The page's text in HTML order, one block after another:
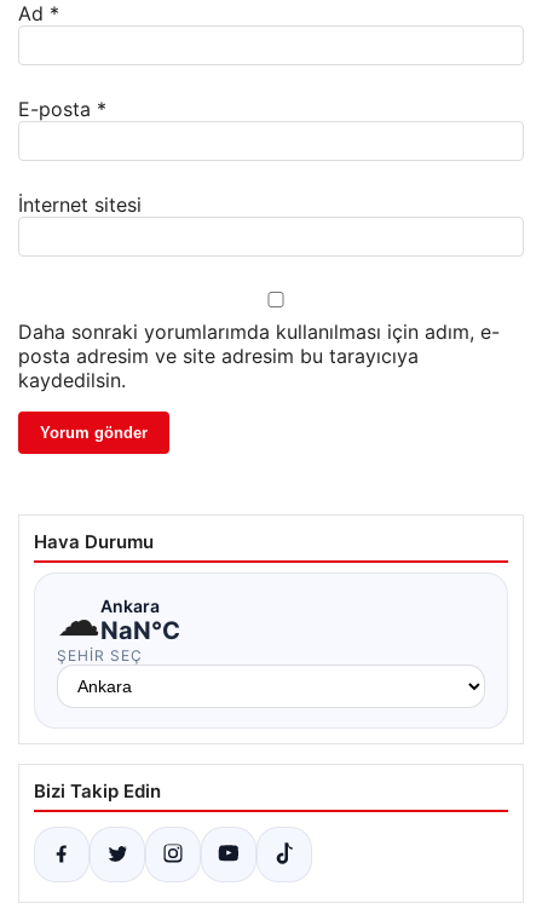
Ad *
E-posta *
İnternet sitesi
Daha sonraki yorumlarımda kullanılması için adım, e-
posta adresim ve site adresim bu tarayıcıya
kaydedilsin.
Hava Durumu
☁Ankara
NaN°C
ŞEHIR SEÇ
Bizi Takip Edin